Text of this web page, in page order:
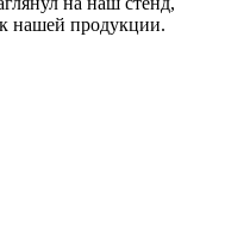
нашей продукции.